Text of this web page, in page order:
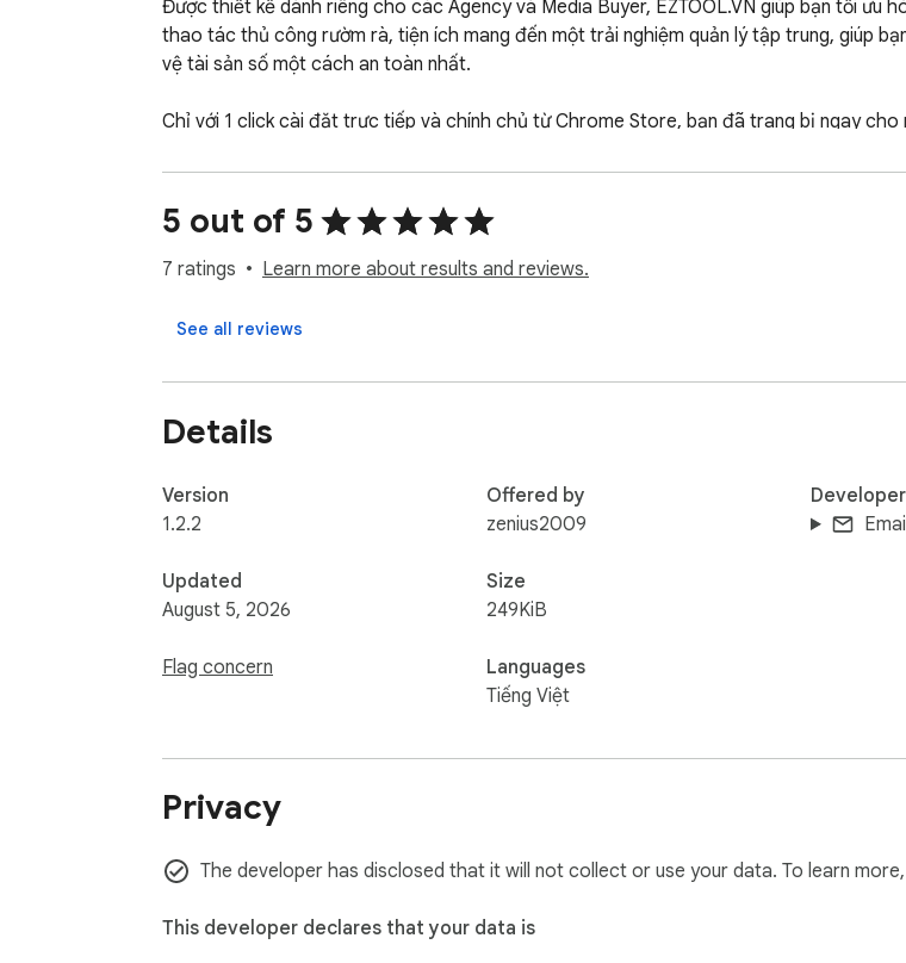
Được thiết kế dành riêng cho các Agency và Media Buyer, EZTOOL.VN giúp bạn tối ưu
thao tác thủ công rườm rà, tiện ích mang đến một trải nghiệm quản lý tập trung, giúp
vệ tài sản số một cách an toàn nhất.
Chỉ với 1 click cài đặt trực tiếp và chính chủ từ Chrome Store, bạn đã trang bị ngay
👉 Cài đặt EZTOOL.VN ngay hôm nay để trải nghiệm sự khác biệt!
5 out of 5
7 ratings Learn more about results and reviews.
See all reviews
Details
Version
1.2.2
Updated
August 5, 2026
Flag concern
Offered by
zenius2009
Size
249KiB
Languages
Tiếng Việt
Developer
Email
Privacy
The developer has disclosed that it will not collect or use your data. To learn
This developer declares that your data is